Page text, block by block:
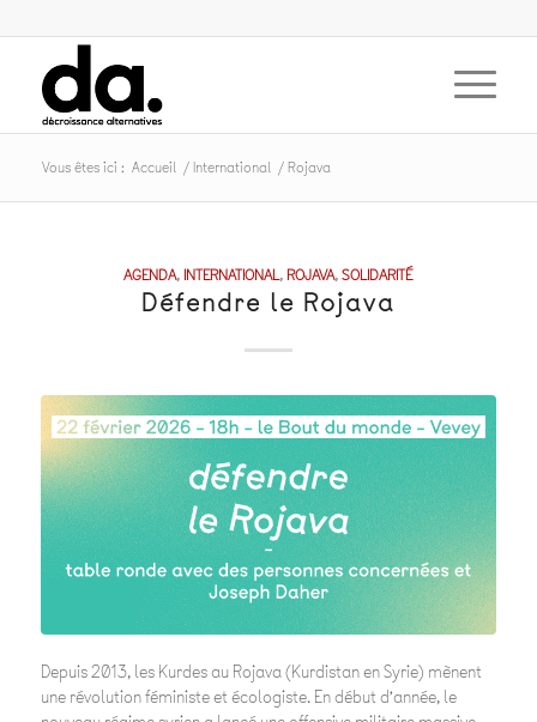
Vous êtes ici : Accueil / International / Rojava
AGENDA, INTERNATIONAL,ROJAVA,SOLIDARITÉ
Défendre le Rojava
Depuis 2013, les Kurdes au Rojava (Kurdistan en Syrie) mènent
une révolution féministe et écologiste. En début d’année, le